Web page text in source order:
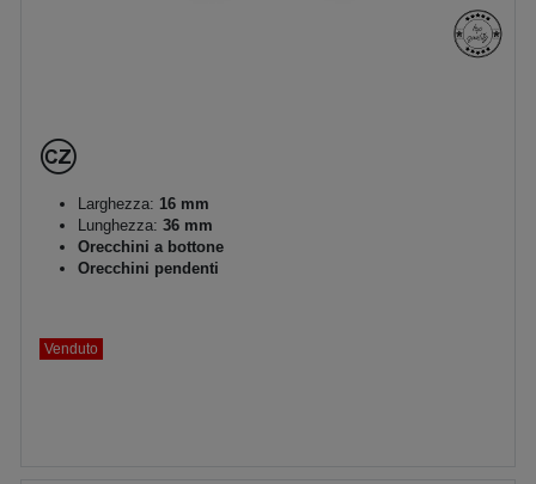
Larghezza: 16 mm
Lunghezza: 36 mm
Orecchini a bottone
Orecchini pendenti
Venduto